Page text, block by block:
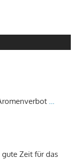
Zeit für das